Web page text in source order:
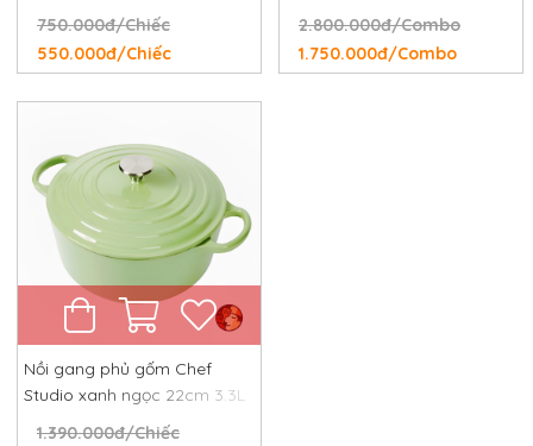
750.000đ/Chiếc
550.000đ/Chiếc
2.800.000đ/Combo
1.750.000đ/Combo
Nồi gang phủ gốm Chef
Studio xanh ngọc 22cm 3.3L
1.390.000đ/Chiếc